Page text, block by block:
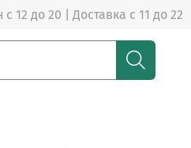
с 12 до 20 | Доставка с 11 до 22